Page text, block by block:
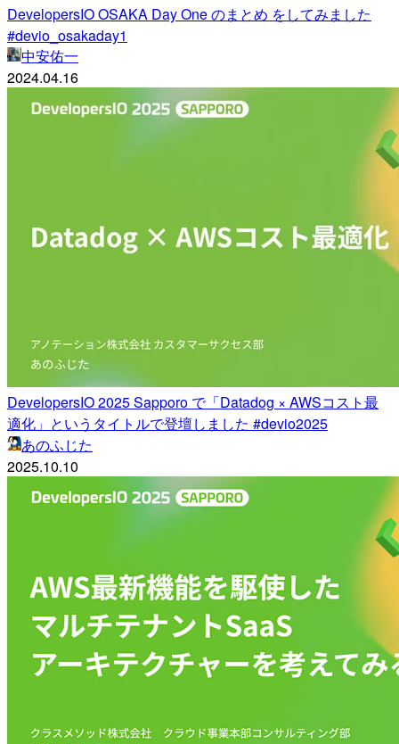
DevelopersIO OSAKA Day One のまとめ をしてみました
#devio_osakaday1
中安佑一
2024.04.16
DevelopersIO 2025 Sapporo で「Datadog × AWSコスト最
適化」というタイトルで登壇しました #devio2025
あのふじた
2025.10.10